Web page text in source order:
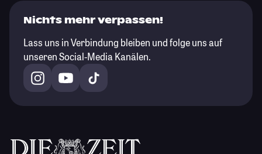
Nichts mehr verpassen!
Lass uns in Verbindung bleiben und folge uns auf
unseren Social-Media Kanälen.